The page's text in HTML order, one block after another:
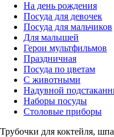
На день рождения
Посуда для девочек
Посуда для мальчиков
Для малышей
Герои мультфильмов
Праздничная
Посуда по цветам
С животными
Надувной
Наборы посуды
Столовые приборы
Трубочки для коктейля,